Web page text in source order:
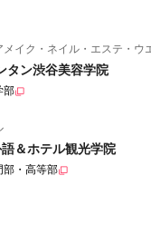
メイク・ネイル・エステ・ウ
タン渋谷美容学院
部
＆ホテル観光学院
部・高等部